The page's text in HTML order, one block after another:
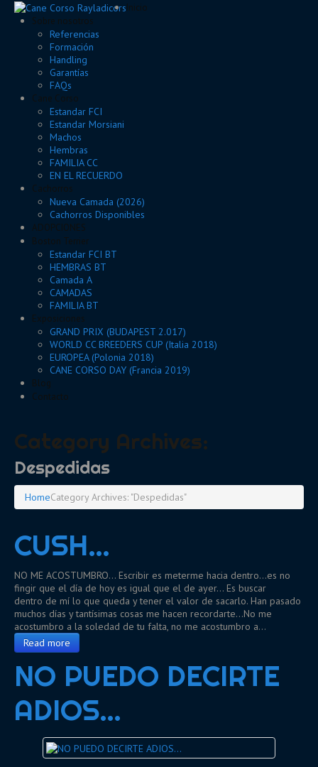
Inicio
Sobre nosotros
Referencias
Formación
Handling
Garantías
FAQs
Cane Corso
Estandar FCI
Estandar Morsiani
Machos
Hembras
FAMILIA CC
EN EL RECUERDO
Cachorros
Nueva Camada (2026)
Cachorros Disponibles
ADOPCIONES
Boston Terrier
Estandar FCI BT
HEMBRAS BT
Camada A
CAMADAS
FAMILIA BT
Exposiciones
GRAND PRIX (BUDAPEST 2.017)
WORLD CC BREEDERS CUP (Italia 2018)
EUROPEA (Polonia 2018)
CANE CORSO DAY (Francia 2019)
Blog
Contacto
Category Archives:
Despedidas
HomeCategory Archives: "Despedidas"
CUSH…
NO ME ACOSTUMBRO... Escribir es meterme hacia dentro…es no
fingir que el día de hoy es igual que el de ayer… Es buscar
dentro de mí lo que queda y tener el valor de sacarlo. Han pasado
muchos días y tantísimas cosas me hacen recordarte…No me
acostumbro a la soledad de tu falta, no me acostumbro a…
Read more
NO PUEDO DECIRTE
ADIOS…